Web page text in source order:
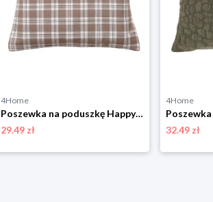
4Home
Poszewka na poduszkę Happy check beżowo-czarny, 45 x 45 cm 4-Home
29.49 zł
4Home
32.49 zł